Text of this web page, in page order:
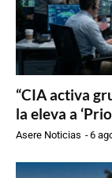
“CIA activa
la eleva a
Asere Noticias -6